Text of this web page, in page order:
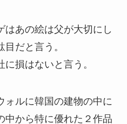
はあの絵は父が大切にし
だと言う。
損はないと言う。
ォルに韓国の建物の中に
中から特に優れた２作品